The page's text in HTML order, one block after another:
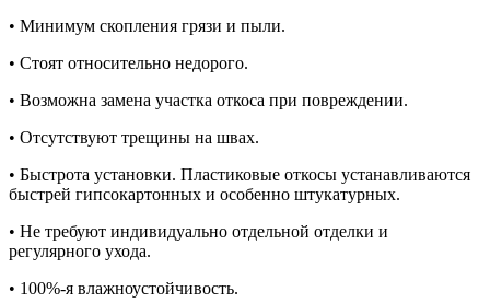
• Минимум скопления грязи и пыли.
• Стоят относительно недорого.
• Возможна замена участка откоса при повреждении.
• Отсутствуют трещины на швах.
• Быстрота установки. Пластиковые откосы устанавливаются
быстрей гипсокартонных и особенно штукатурных.
• Не требуют индивидуально отдельной отделки и
регулярного ухода.
• 100%-я влажноустойчивость.